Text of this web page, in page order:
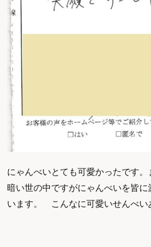
にゃんべいとても可愛かったです
暗い世の中ですがにゃんべいを皆
います。 こんなに可愛いせんべい